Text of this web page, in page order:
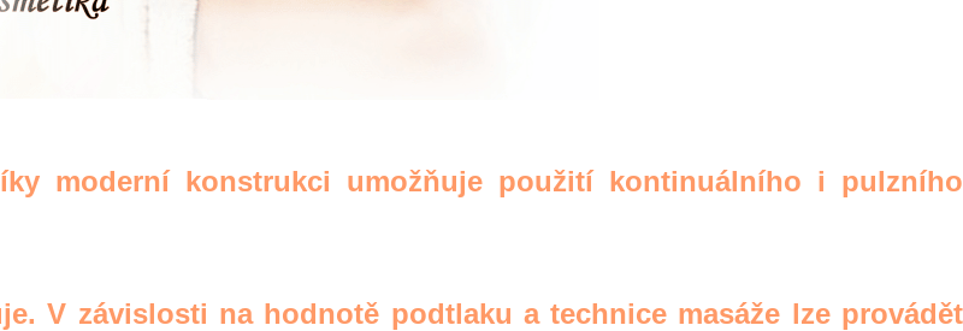
moderní konstrukci umožňuje použití kontinuálního i pulzního
V závislosti na hodnotě podtlaku a technice masáže lze provádět